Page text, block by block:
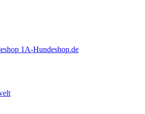
1A-Hundeshop.de